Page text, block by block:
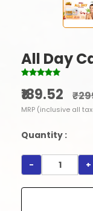
All Day
₹189.52
MRP (inclusive all
Quantity :
- +